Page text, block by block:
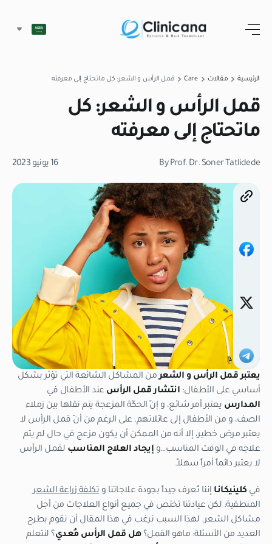
الرئيسية مقالات Care قمل الرأس و الشعر: كل ماتحتاج إلى معرفته
قمل الرأس و الشعر: كل
ماتحتاج إلى معرفته
By Prof. Dr. Soner Tatlidede 16 يونيو 2023
يعتبر قمل الرأس و الشعرمن المشاكل الشائعة التي تؤثر بشكل
أساسي على الأطفال: انتشار قمل الرأس عند الأطفال في
المدارس يعتبر أمر شائع، و إنّ الحكّة المزعجة يتم نقلها بين زملاء
الصف، و من الأطفال إلى عائلاتهم. على الرغم من أنّ قمل الرأس لا
يعتبر مرض خطير، إلا أنه من الممكن أن يكون مزعج في حال لم يتم
علاجه في الوقت المناسب…و إيجاد العلاج المناسب لقمل الرأس
لا يعتبر دائماً أمراً سهلاً.
في كلينيكانا إننا نُعرف جيداً بجودة علاجاتنا و تكلفة زراعة الشعر
المنطقية: لكن عيادتنا تختص في جميع أنواع العلاجات من أجل
مشاكل الشعر. لهذا السبب نرغب في هذا المقال أن نقوم بطرح
العديد من الأسئلة: ماهو القمل؟هل قمل الرأس مُعدي؟ لنتعلم